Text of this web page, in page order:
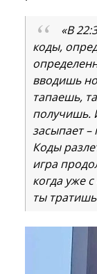
«В
коды,
вводишь
тапаешь,
получишь.
засыпает
Коды
игра
когда уже
ты